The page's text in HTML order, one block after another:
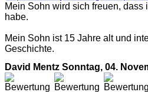
Mein Sohn wird sich freuen,
habe.
Mein Sohn ist 15 Jahre alt und
Geschichte.
David Mentz Sonntag, 04.